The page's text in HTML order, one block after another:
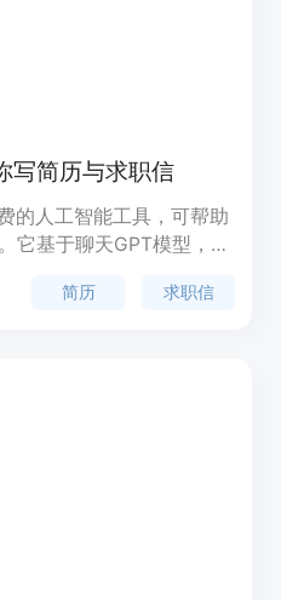
写简历与求职信
的人工智能工具，可帮助
它基于聊天GPT模型，通
助手的功能包括根据输入
简历 求职信